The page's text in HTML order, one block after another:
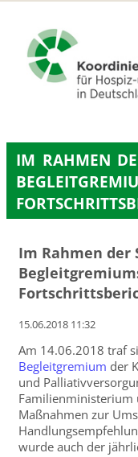
ÜBERSPRINGEN
IM RAHMEN
Im Rahmen der
15.06.2018 11:32
Am 14.06.2018 traf
Begleitgremium der
und
Familienministerium
Maßnahmen zur
wurde auch der